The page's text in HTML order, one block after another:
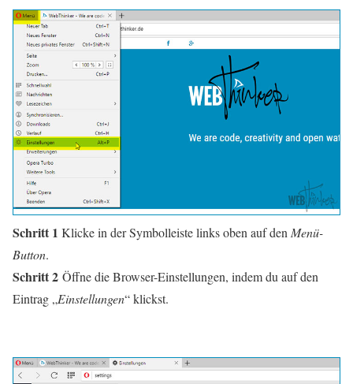
Schritt 1 Klicke in der Symbolleiste links oben auf den Menü-
Button.
Schritt 2 Öffne die Browser-Einstellungen, indem du auf den
Eintrag „Einstellungen“ klickst.